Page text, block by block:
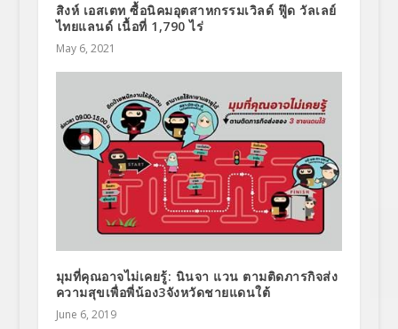
สิงห์ เอสเตท ซื้อนิคมอุตสาหกรรมเวิลด์ ฟู๊ด วัลเลย์
ไทยแลนด์ เนื้อที่ 1,790 ไร่
May 6, 2021
มุมที่คุณอาจไม่เคยรู้: นินจา แวน ตามติดภารกิจส่ง
ความสุขเพื่อพี่น้อง3จังหวัดชายแดนใต้
June 6, 2019